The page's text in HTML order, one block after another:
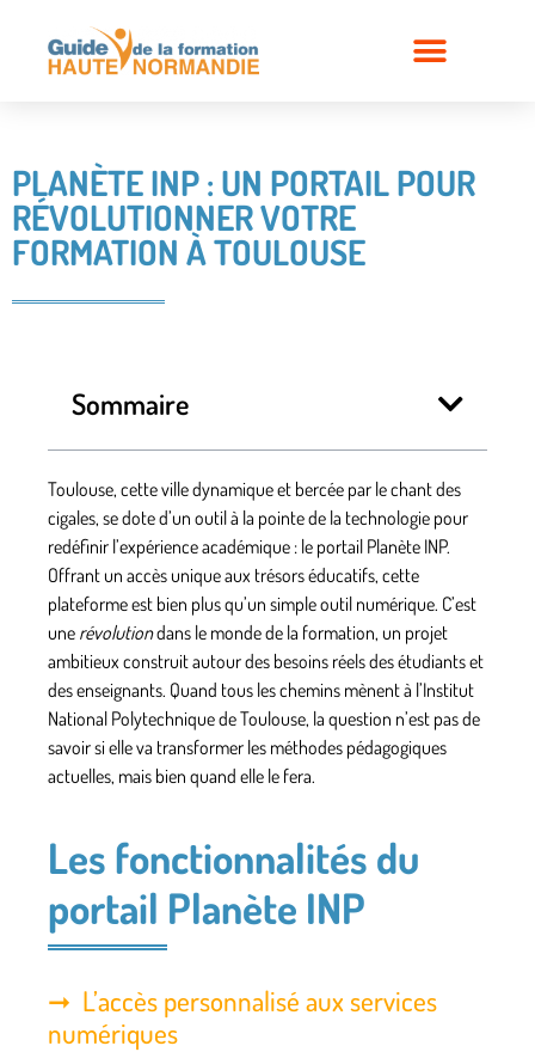
PLANÈTE INP : UN PORTAIL POUR
RÉVOLUTIONNER VOTRE
FORMATION À TOULOUSE
Sommaire
Toulouse, cette ville dynamique et bercée par le chant des
cigales, se dote d’un outil à la pointe de la technologie pour
redéfinir l’expérience académique : le portail Planète INP.
Offrant un accès unique aux trésors éducatifs, cette
plateforme est bien plus qu’un simple outil numérique. C’est
une révolutiondans le monde de la formation, un projet
ambitieux construit autour des besoins réels des étudiants et
des enseignants. Quand tous les chemins mènent à l’Institut
National Polytechnique de Toulouse, la question n’est pas de
savoir si elle va transformer les méthodes pédagogiques
actuelles, mais bien quand elle le fera.
Les fonctionnalités du
portail Planète INP
L’accès personnalisé aux services
numériques